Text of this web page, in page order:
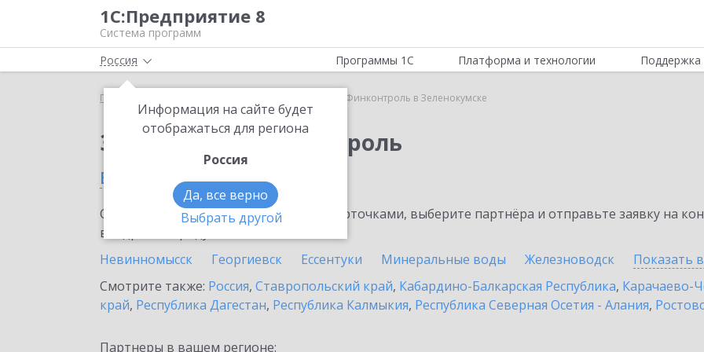
1С:Предприятие 8
Система программ
Россия
Информация на сайте будет
отображаться для региона
Россия
Да, все верно
Выбрать другой
Программы 1С Платформа и технологии Поддержка
Главная 1С-Финконтроль в Зеленокумске
Заказать 1С-Финконтроль
в Зеленокумске
Ознакомьтесь с информационными карточками, выберите партнёра и отправьте заявку на
внедрение продукта.
Невинномысск
Георгиевск Ессентуки Минеральные воды Железноводск Показать
Смотрите также: Россия, Ставропольский край, Кабардино-Балкарская Республика, Карачаево-
край, Республика Дагестан, Республика Калмыкия, Республика Северная Осетия - Алания,
Партнеры в вашем регионе: